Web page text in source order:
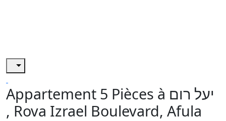
Appartement 5 Pièces à יעל רום
, Rova Izrael Boulevard, Afula